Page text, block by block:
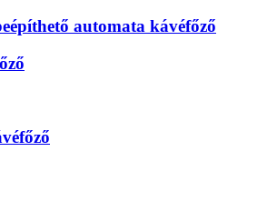
automata kávéfőző